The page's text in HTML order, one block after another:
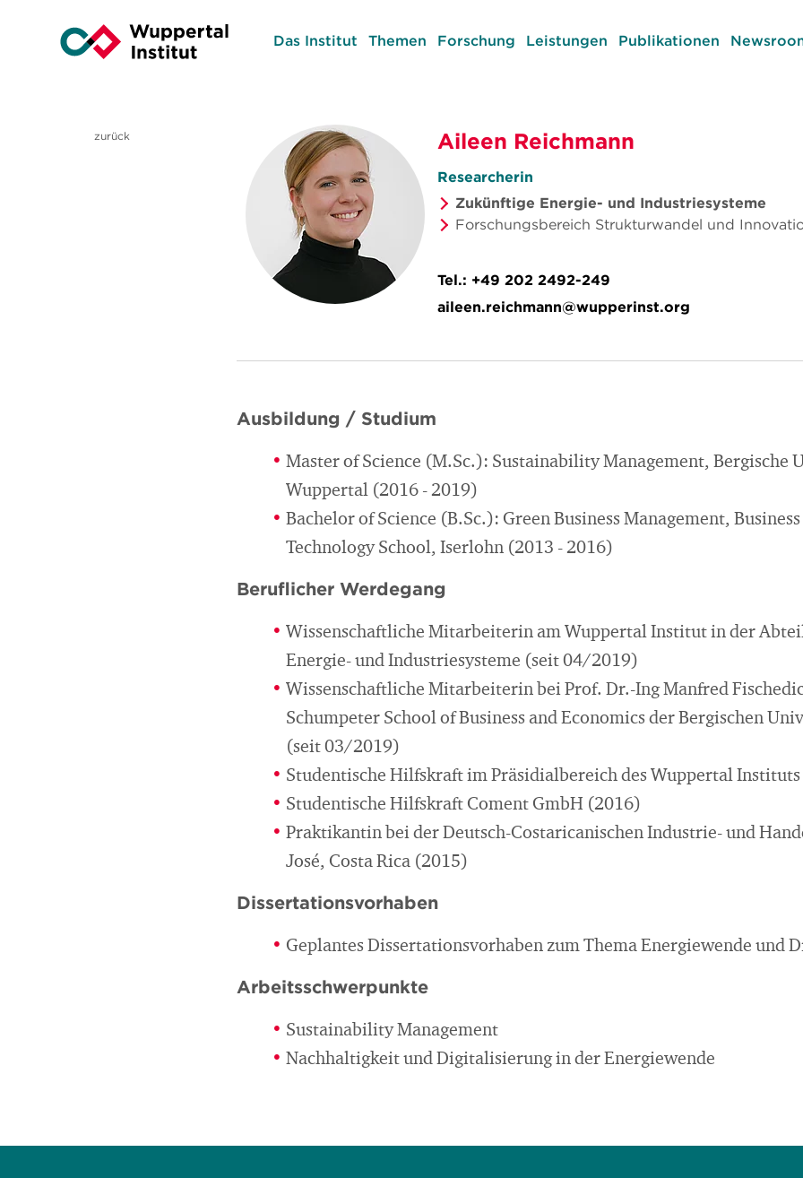
Das Institut Themen Forschung Leistungen Publikationen
zurück Aileen Reichmann
Researcherin
Zukünftige Energie- und Industriesysteme
Forschungsbereich Strukturwandel und
Tel.: +49 202 2492-249
aileen.reichmann@wupperinst.org
Ausbildung / Studium
Master of Science (M.Sc.): Sustainability Management, Bergische
Wuppertal (2016 - 2019)
Bachelor of Science (B.Sc.): Green Business Management,
Technology School, Iserlohn (2013 - 2016)
Beruflicher Werdegang
Wissenschaftliche Mitarbeiterin am Wuppertal Institut in der
Energie- und Industriesysteme (seit 04/2019)
Wissenschaftliche Mitarbeiterin bei Prof. Dr.-Ing Manfred
Schumpeter School of Business and Economics der Bergischen
(seit 03/2019)
Studentische Hilfskraft im Präsidialbereich des Wuppertal
Studentische Hilfskraft Coment GmbH (2016)
Praktikantin bei der Deutsch-Costaricanischen Industrie- und
José, Costa Rica (2015)
Dissertationsvorhaben
Geplantes Dissertationsvorhaben zum Thema Energiewende und
Arbeitsschwerpunkte
Sustainability Management
Nachhaltigkeit und Digitalisierung in der Energiewende